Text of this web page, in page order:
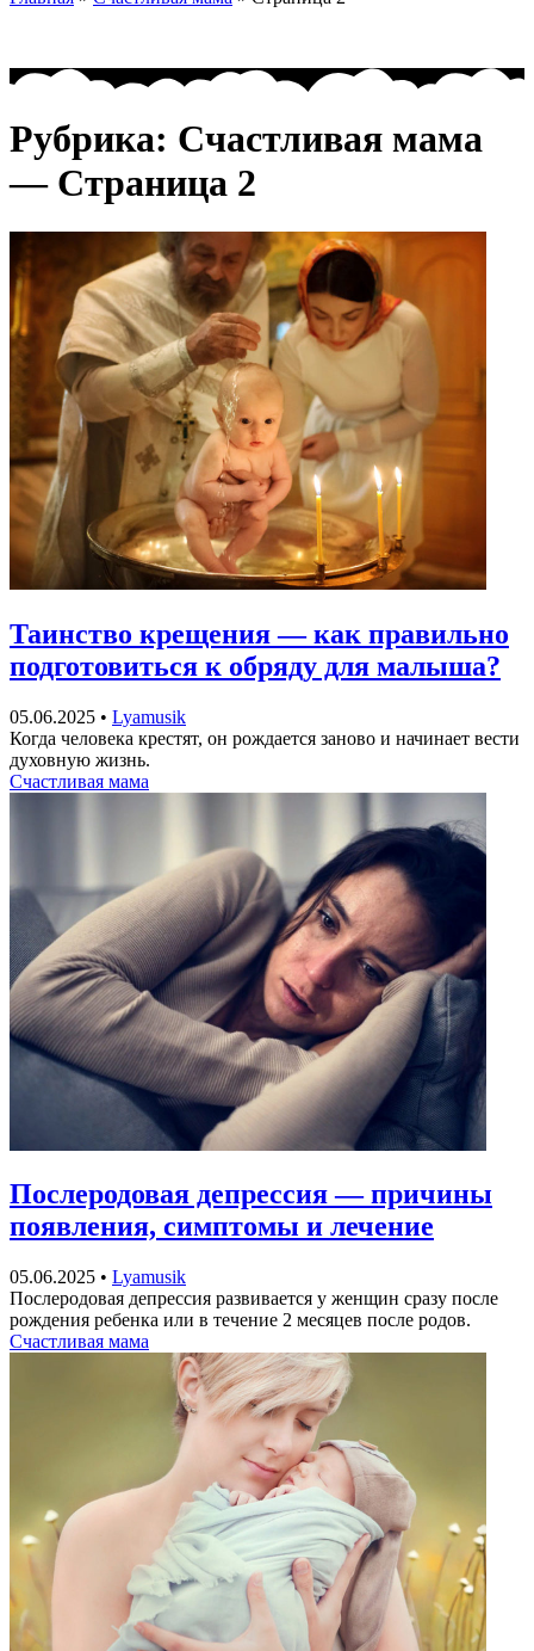
Рубрика: Счастливая мама
— Страница 2
Таинство крещения — как правильно
подготовиться к обряду для малыша?
05.06.2025 • Lyamusik
Когда человека крестят, он рождается заново и начинает вести
духовную жизнь.
Счастливая мама
Послеродовая депрессия — причины
появления, симптомы и лечение
05.06.2025 • Lyamusik
Послеродовая депрессия развивается у женщин сразу после
рождения ребенка или в течение 2 месяцев после родов.
Счастливая мама